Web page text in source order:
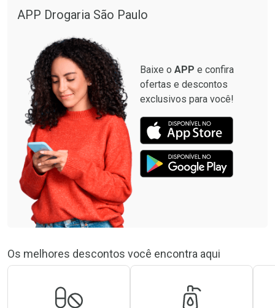
Comprar sem Desconto
Comprar sem Desconto
Por R$ 45,29/cada
APP Drogaria São Paulo
Baixe o APP e confira
ofertas e descontos
exclusivos para você!
Os melhores descontos você encontra aqui